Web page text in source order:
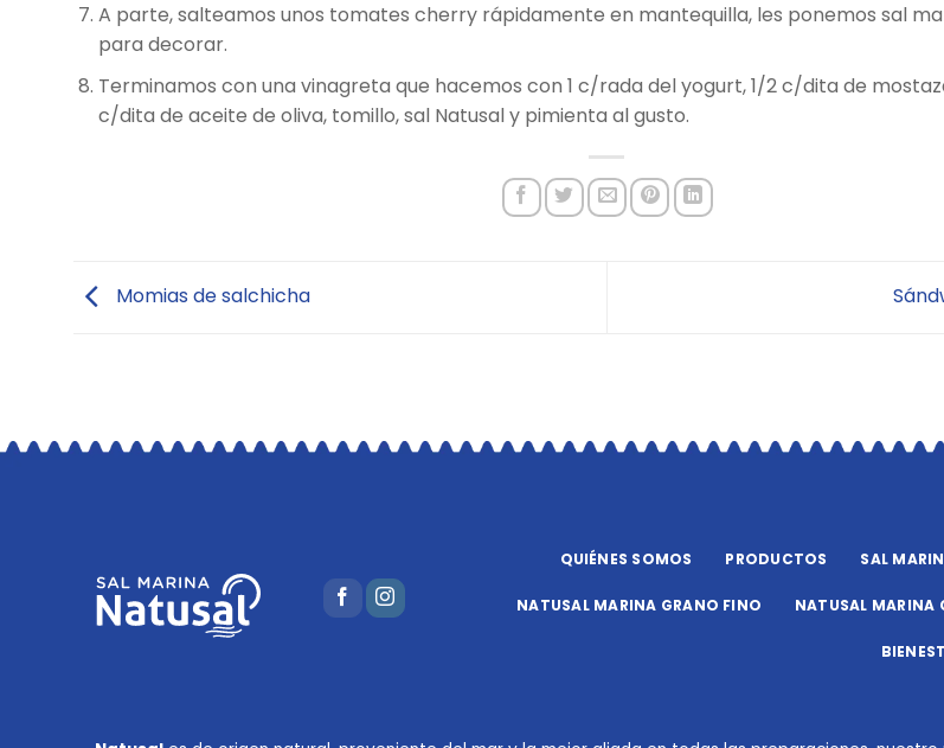
A parte, salteamos unos tomates cherry rápidamente en mantequilla, les ponemos sal
para decorar.
Terminamos con una vinagreta que hacemos con 1 c/rada del yogurt, 1/2 c/dita de
c/dita de aceite de oliva, tomillo, sal Natusal y pimienta al gusto.
Momias de salchicha
QUIÉNES SOMOS PRODUCTOS SAL
NATUSAL MARINA GRANO FINO NATUSAL MARINA